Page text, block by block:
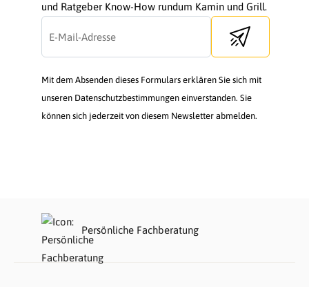
und Ratgeber Know-How rundum Kamin und Grill.
Send newsletter
Mit dem Absenden dieses Formulars erklären Sie sich mit
unseren Datenschutzbestimmungen einverstanden. Sie
können sich jederzeit von diesem Newsletter abmelden.
Persönliche Fachberatung